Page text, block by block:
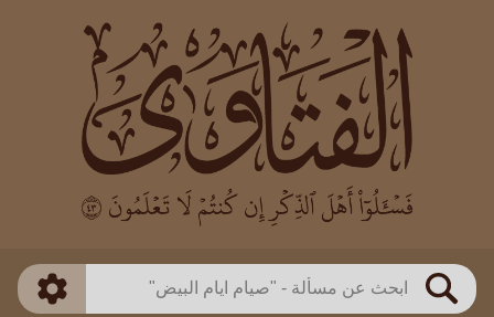
بحث
العالم
بن باز
بن العثيمين
اللجنة الدائمة
طريقة البحث
ذكي